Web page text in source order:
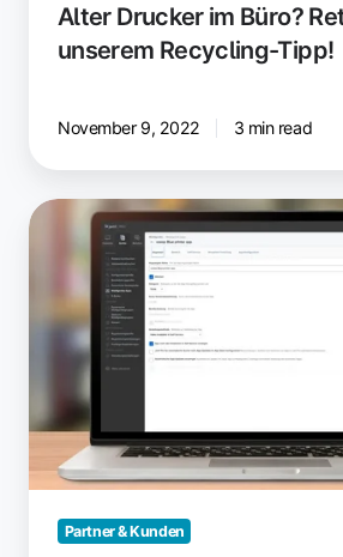
Alter Drucker im Büro?
unserem Recycling-Tipp!
November 9, 2022 3 min read
Dein
Druckmanagement
ezeep
und
Jamf
Mac-
Geräte
Partner & Kunden